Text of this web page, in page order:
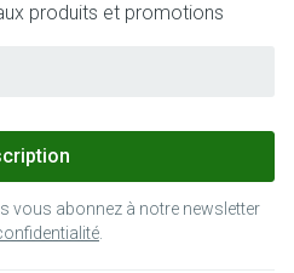
produits et promotions
vous abonnez à notre newsletter